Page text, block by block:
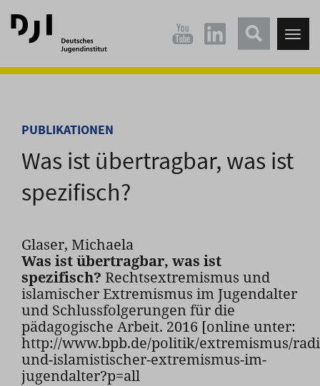
Direkt
zum
Hauptinhalt
Direkt
zum
Hauptmenü
PUBLIKATIONEN
Was ist übertragbar, was ist
spezifisch?
Glaser, Michaela
Was ist übertragbar, was ist
spezifisch? Rechtsextremismus und
islamischer Extremismus im Jugendalter
und Schlussfolgerungen für die
pädagogische Arbeit. 2016 [online unter:
http://www.bpb.de/politik/extremismus/
und-islamistischer-extremismus-im-
jugendalter?p=all